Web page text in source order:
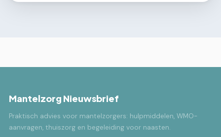
Mantelzorg Nieuwsbrief
Praktisch advies voor mantelzorgers: hulpmiddelen, WMO-
aanvragen, thuiszorg en begeleiding voor naasten.